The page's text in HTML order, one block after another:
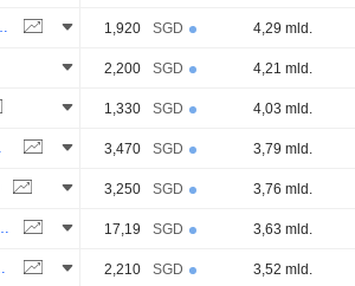
TRUST 1,920 SGD 4,29 mld.
2,200 SGD 4,21 mld.
1,330 SGD 4,03 mld.
3,470 SGD 3,79 mld.
3,250 SGD 3,76 mld.
LIMITED 17,19 SGD 3,63 mld.
TRUST 2,210 SGD 3,52 mld.